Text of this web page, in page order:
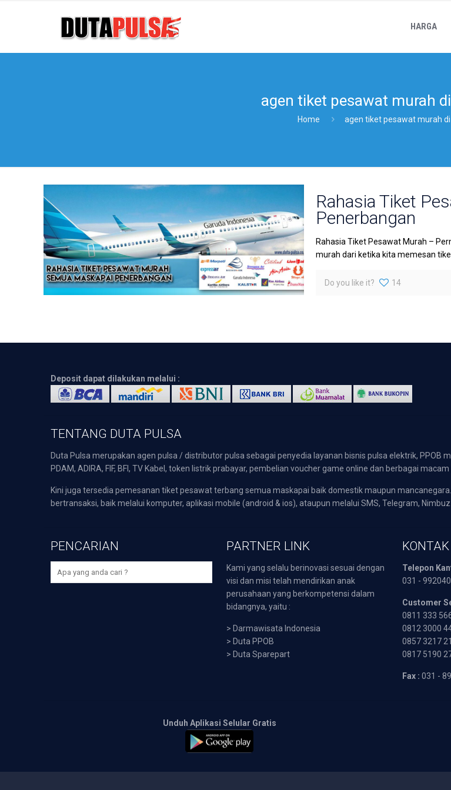
HARGA
agen tiket pesawat murah
Home agen tiket pesawat murah
Rahasia Tiket
Penerbangan
Rahasia Tiket Pesawat Murah –
murah dari ketika kita memesan
Do you like it? 14
Deposit dapat dilakukan melalui :
TENTANG DUTA PULSA
Duta Pulsa merupakan agen pulsa / distributor pulsa sebagai penyedia layanan bisnis pulsa elektrik, PPOB
PDAM, ADIRA, FIF, BFI, TV Kabel, token listrik prabayar, pembelian voucher game online dan berbagai
Kini juga tersedia pemesanan tiket pesawat terbang semua maskapai baik domestik maupun
bertransaksi, baik melalui komputer, aplikasi mobile (android & ios), ataupun melalui SMS, Telegram,
PENCARIAN PARTNER LINK
Kami yang selalu berinovasi sesuai dengan
visi dan misi telah mendirikan anak
perusahaan yang berkompetensi dalam
bidangnya, yaitu :
> Darmawisata Indonesia
> Duta PPOB
> Duta Sparepart
Telepon
031 -
Customer
0811 333
0812 3000
0857 3217
0817 5190
Fax : 031 -
Unduh Aplikasi Selular Gratis